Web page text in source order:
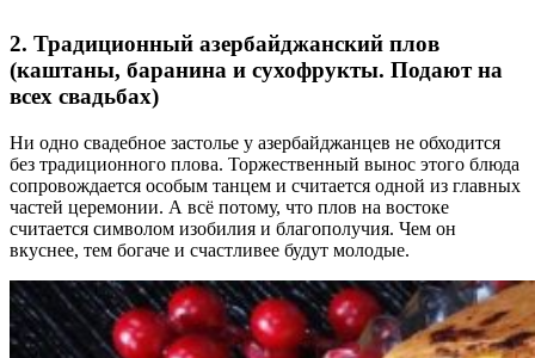
2. Традиционный азербайджанский плов
(каштаны, баранина и сухофрукты. Подают на
всех свадьбах)
Ни одно свадебное застолье у азербайджанцев не обходится
без традиционного плова. Торжественный вынос этого блюда
сопровождается особым танцем и считается одной из главных
частей церемонии. А всё потому, что плов на востоке
считается символом изобилия и благополучия. Чем он
вкуснее, тем богаче и счастливее будут молодые.